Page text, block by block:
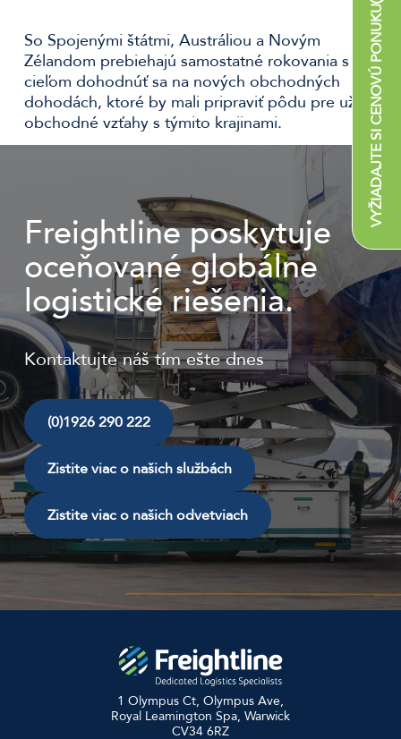
VYŽIADAJTE SI CENOVÚ PONUKU
So Spojenými štátmi, Austráliou a Novým
Zélandom prebiehajú samostatné rokovania s
cieľom dohodnúť sa na nových obchodných
dohodách, ktoré by mali pripraviť pôdu pre užšie
obchodné vzťahy s týmito krajinami.
Freightline poskytuje
oceňované globálne
logistické riešenia.
Kontaktujte náš tím ešte dnes
(0)1926 290 222
Zistite viac o našich službách
Zistite viac o našich odvetviach
1 Olympus Ct, Olympus Ave,
Royal Leamington Spa, Warwick
CV34 6RZ